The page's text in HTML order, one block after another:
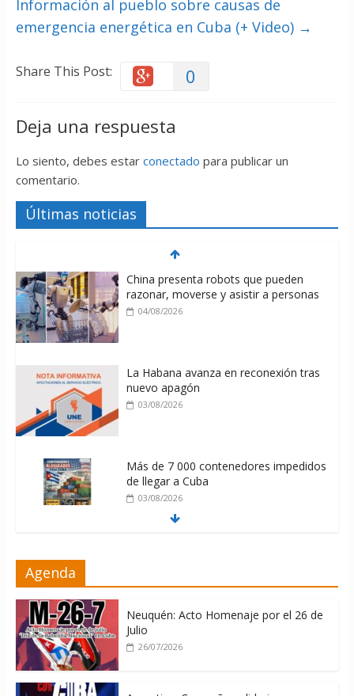
Información al pueblo sobre causas de
emergencia energética en Cuba (+ Video) →
Share This Post: 0
Deja una respuesta
Lo siento, debes estar conectado para publicar un
comentario.
Últimas noticias
China presenta robots que pueden
razonar, moverse y asistir a personas
04/08/2026
La Habana avanza en reconexión tras
nuevo apagón
03/08/2026
Más de 7 000 contenedores impedidos
de llegar a Cuba
03/08/2026
04/08/2026
Agenda
Neuquén: Acto Homenaje por el 26 de
Julio
26/07/2026